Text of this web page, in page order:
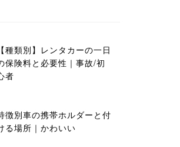
【種類別】レンタカーの一日
保険料と必要性｜事故/初
者
徴別車の携帯ホルダーと付
る場所｜かわいい